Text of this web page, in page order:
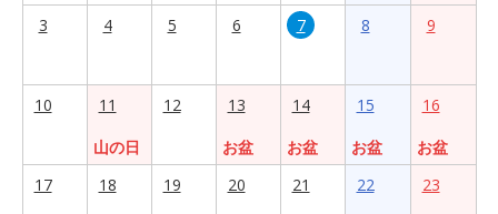
3 4 5 6 7 8 9
10
11
山の日
12
13
お盆
14
お盆
15
お盆
16
お盆
17
18 19 20 21 22 23